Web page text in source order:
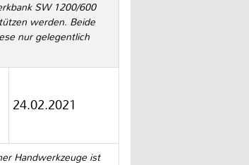
SW 1200/600
werden. Beide
nur gelegentlich
24.02.2021
Handwerkzeuge ist